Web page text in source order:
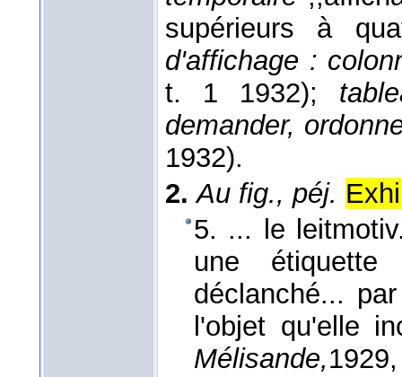
supérieurs à
d'affichage :
t. 1 1932);
demander,
1932).
2. Au fig., péj.
5. ... le
une
déclanché...
l'objet qu'elle
Mélisande,1929